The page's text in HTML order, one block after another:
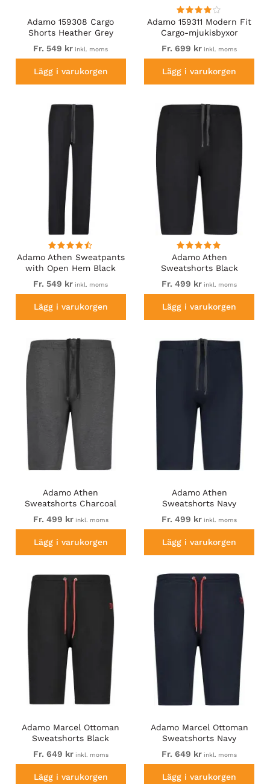
Adamo 159308 Cargo
Shorts Heather Grey
Fr. 549 kr inkl. moms
Lägg i varukorgen
Adamo 159311 Modern Fit
Cargo-mjukisbyxor
Marinblå
Fr. 699 kr inkl. moms
Lägg i varukorgen
Adamo Athen Sweatpants
with Open Hem Black
Fr. 549 kr inkl. moms
Lägg i varukorgen
Adamo Athen
Sweatshorts Black
Fr. 499 kr inkl. moms
Lägg i varukorgen
Adamo Athen
Sweatshorts Charcoal
Fr. 499 krinkl. moms
Lägg i varukorgen
Adamo Athen
Sweatshorts Navy
Fr. 499 kr inkl. moms
Lägg i varukorgen
Adamo Marcel Ottoman
Sweatshorts Black
Fr. 649 krinkl. moms
Lägg i varukorgen
Adamo Marcel Ottoman
Sweatshorts Navy
Fr. 649 kr inkl. moms
Lägg i varukorgen